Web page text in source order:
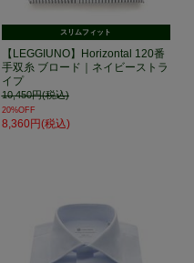
スリムフィット
【LEGGIUNO】Horizontal 120番
手双糸 ブロード｜ネイビーストラ
イプ
10,450円(税込)
20%OFF
8,360円(税込)